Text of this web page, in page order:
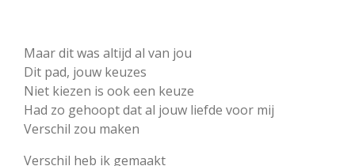
Maar dit was altijd al van jou
Dit pad, jouw keuzes
Niet kiezen is ook een keuze
Had zo gehoopt dat al jouw liefde voor mij
Verschil zou maken
Verschil heb ik gemaakt